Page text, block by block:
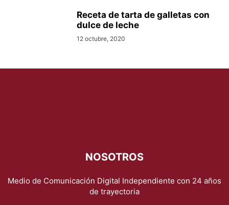
Receta de tarta de galletas con
dulce de leche
12 octubre, 2020
NOSOTROS
Medio de Comunicación Digital Independiente con 24 años
de trayectoria